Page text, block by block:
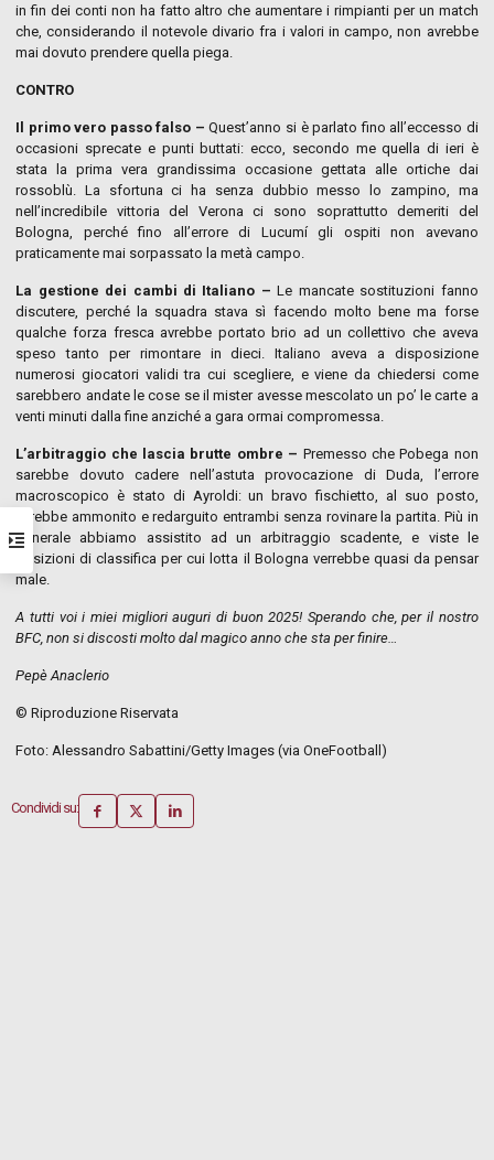
in fin dei conti non ha fatto altro che aumentare i rimpianti per un match
che, considerando il notevole divario fra i valori in campo, non avrebbe
mai dovuto prendere quella piega.
CONTRO
Il primo vero passo falso – Quest’anno si è parlato fino all’eccesso di
occasioni sprecate e punti buttati: ecco, secondo me quella di ieri è
stata la prima vera grandissima occasione gettata alle ortiche dai
rossoblù. La sfortuna ci ha senza dubbio messo lo zampino, ma
nell’incredibile vittoria del Verona ci sono soprattutto demeriti del
Bologna, perché fino all’errore di Lucumí gli ospiti non avevano
praticamente mai sorpassato la metà campo.
La gestione dei cambi di Italiano – Le mancate sostituzioni fanno
discutere, perché la squadra stava sì facendo molto bene ma forse
qualche forza fresca avrebbe portato brio ad un collettivo che aveva
speso tanto per rimontare in dieci. Italiano aveva a disposizione
numerosi giocatori validi tra cui scegliere, e viene da chiedersi come
sarebbero andate le cose se il mister avesse mescolato un po’ le carte a
venti minuti dalla fine anziché a gara ormai compromessa.
L’arbitraggio che lascia brutte ombre – Premesso che Pobega non
sarebbe dovuto cadere nell’astuta provocazione di Duda, l’errore
macroscopico è stato di Ayroldi: un bravo fischietto, al suo posto,
avrebbe ammonito e redarguito entrambi senza rovinare la partita. Più in
generale abbiamo assistito ad un arbitraggio scadente, e viste le
posizioni di classifica per cui lotta il Bologna verrebbe quasi da pensar
male.
A tutti voi i miei migliori auguri di buon 2025! Sperando che, per il nostro
BFC, non si discosti molto dal magico anno che sta per finire…
Pepè Anaclerio
© Riproduzione Riservata
Foto: Alessandro Sabattini/Getty Images (via OneFootball)
Condividi su: